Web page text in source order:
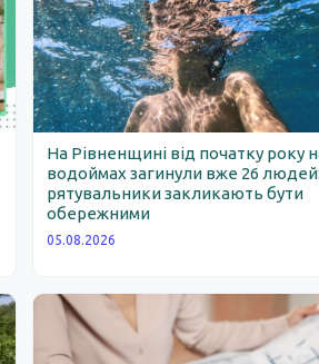
На Рівненщині від початку року
водоймах загинули вже 26 людей:
рятувальники закликають бути
обережними
05.08.2026